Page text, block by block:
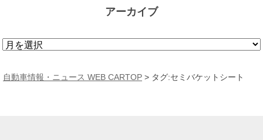
アーカイブ
ア
カ
自動車情報・ニュース WEB CARTOP > タグ:セミバケットシート